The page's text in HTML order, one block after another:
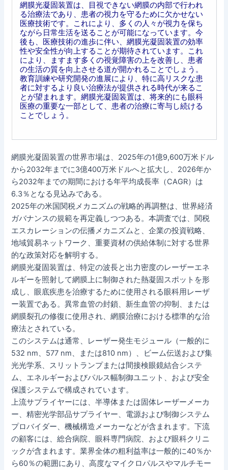
網膜光凝固装置は、目視できない網膜の内部で行われ
る治療法であり、患者の視力を守るために欠かせない
医療技術です。これにより、多くの人々が視力を保ち
ながら日常生活を送ることが可能になっています。今
後も、医療技術の進歩に伴い、網膜光凝固装置の効率
性や安全性が向上することが期待されています。これ
により、ますます多くの視覚障害の上を改善し、患者
の生活の質を向上させる道が開かれることでしょう。
教育訓練や研究開発の進展により、特に高リスクな患
者に対するより良い治療法が提供される時代が来るこ
とが望まれます。網膜光凝固装置は、将来的にも眼科
医療の重要な一部として、患者の治療に寄与し続ける
ことでしょう。
網膜光凝固装置の世界市場は、2025年の1億9,600万米ドル
から2032年までに3億400万米ドルへと拡大し、2026年か
ら2032年までの期間における年平均成長率（CAGR）は
6.3％となる見込みである。
2025年の米国関税メカニズムの戦略的再調整は、世界経済
ガバナンスの規範を再定義しつつある。本調査では、関税
エスカレーションの伝播メカニズムと、企業の投資戦略、
地域貿易ネットワーク、重要資材の供給体制に対する世界
的な政策対応を解明する。
網膜光凝固装置は、特定の波長と出力密度のレーザーエネ
ルギーを照射して網膜上に制御された熱凝固スポットを形
成し、眼底疾患を治療するために使用される眼科用レーザ
ー装置である。異常血管の封鎖、新生血管の抑制、または
網膜裂孔の修復に使用され、網膜治療における標準的な治
療法とされている。
このシステムは通常、レーザー発生モジュール（一般的に
532 nm、577 nm、または810 nm）、ビーム伝送および集
光光学系、スリットランプまたは間接検眼鏡結合システ
ム、エネルギーおよびパルス幅制御ユニット、および安全
保護システムで構成されています。
上流サプライヤーには、半導体または固体レーザーメーカ
ー、精密光学部品サプライヤー、電源および制御システム
プロバイダー、機械構造メーカーなどが含まれます。下流
の顧客には、総合病院、眼科専門病院、および眼科クリニ
ックが含まれます。業界全体の粗利益率は一般的に40％か
ら60％の範囲にあり、高度なマイクロパルスやマルチモー